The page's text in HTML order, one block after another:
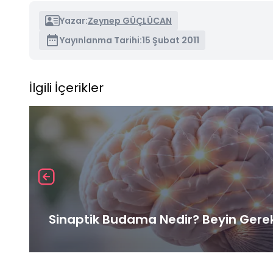
Yazar:Zeynep GÜÇLÜCAN
Yayınlanma Tarihi:15 Şubat 2011
İlgili İçerikler
Sinaptik Budama Nedir? Beyin